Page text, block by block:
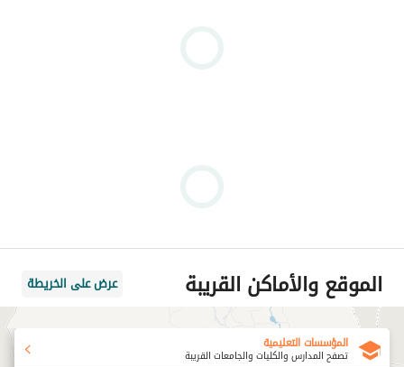
الموقع والأماكن القريبة عرض على الخريطة
المؤسسات التعليمية
تصفح المدارس والكليات والجامعات القريبة